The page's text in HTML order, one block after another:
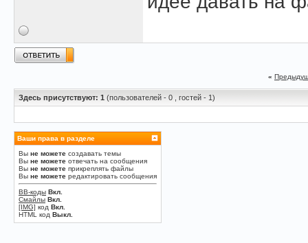
«
Здесь присутствуют: 1 (пользователей - 0 , гостей - 1)
Ваши права в разделе
Вы не можете создавать темы
Вы не можете отвечать на сообщения
Вы не можете прикреплять файлы
Вы не можете редактировать сообщения
BB-коды Вкл.
Смайлы Вкл.
[IMG] код Вкл.
HTML код Выкл.